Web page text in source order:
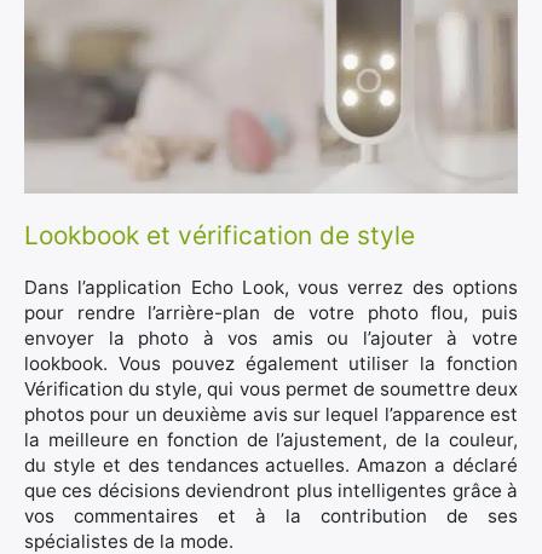
Lookbook et vérification de style
Dans l’application Echo Look, vous verrez des options
pour rendre l’arrière-plan de votre photo flou, puis
envoyer la photo à vos amis ou l’ajouter à votre
lookbook. Vous pouvez également utiliser la fonction
Vérification du style, qui vous permet de soumettre deux
photos pour un deuxième avis sur lequel l’apparence est
la meilleure en fonction de l’ajustement, de la couleur,
du style et des tendances actuelles. Amazon a déclaré
que ces décisions deviendront plus intelligentes grâce à
vos commentaires et à la contribution de ses
spécialistes de la mode.